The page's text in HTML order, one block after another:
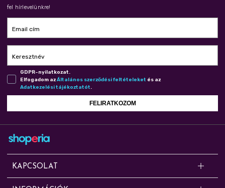
fel hírlevelünkre!
Email cím
Keresztnév
GDPR-nyilatkozat.
Elfogadom azÁl­ta­lá­nos szer­ző­dé­si fel­té­te­le­ket és az
Adat­ke­ze­lé­si tá­jé­koz­ta­tót.
FELIRATKOZOM
KAPCSOLAT
Kérdésed van? Segítünk!